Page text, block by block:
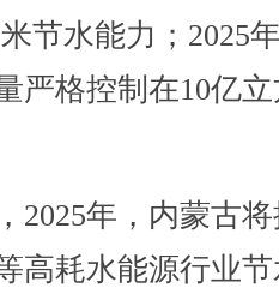
节水能力；2025
严格控制在10亿
年，内蒙古将
高耗水能源行业